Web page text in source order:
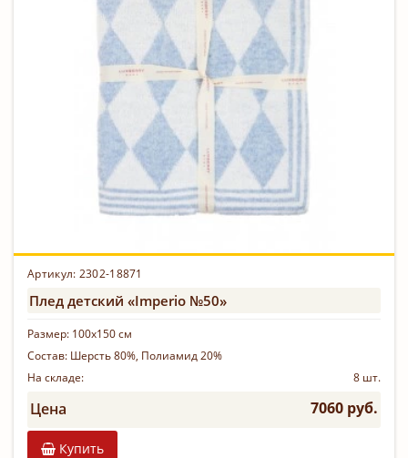
Артикул: 2302-18871
Плед детский «Imperio №50»
Размер: 100х150 см
Состав: Шерсть 80%, Полиамид 20%
На складе:
8 шт.
Цена 7060 руб.
Купить